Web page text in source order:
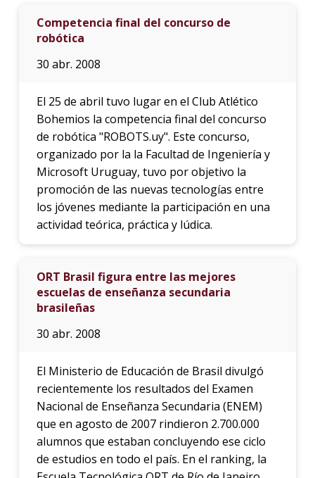
Competencia final del concurso de
robótica
30 abr. 2008
El 25 de abril tuvo lugar en el Club Atlético
Bohemios la competencia final del concurso
de robótica "ROBOTS.uy". Este concurso,
organizado por la la Facultad de Ingeniería y
Microsoft Uruguay, tuvo por objetivo la
promoción de las nuevas tecnologías entre
los jóvenes mediante la participación en una
actividad teórica, práctica y lúdica.
ORT Brasil figura entre las mejores
escuelas de enseñanza secundaria
brasileñas
30 abr. 2008
El Ministerio de Educación de Brasil divulgó
recientemente los resultados del Examen
Nacional de Enseñanza Secundaria (ENEM)
que en agosto de 2007 rindieron 2.700.000
alumnos que estaban concluyendo ese ciclo
de estudios en todo el país. En el ranking, la